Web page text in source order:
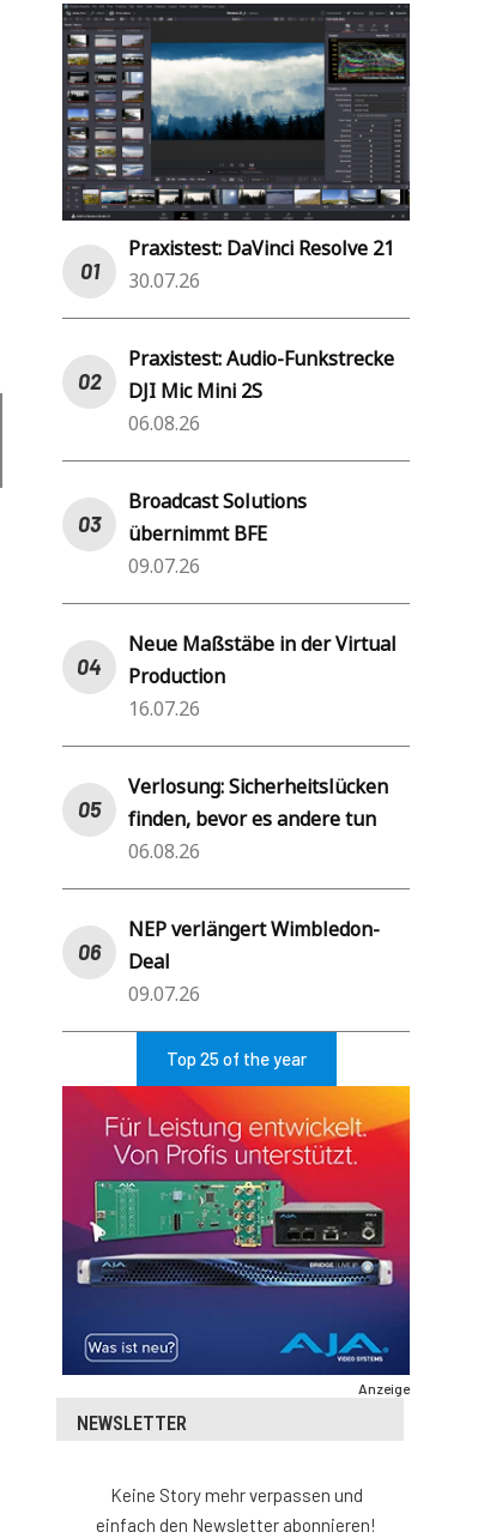
Praxistest: DaVinci Resolve 21
30.07.26
Praxistest: Audio-Funkstrecke
DJI Mic Mini 2S
06.08.26
Broadcast Solutions
übernimmt BFE
09.07.26
Neue Maßstäbe in der Virtual
Production
16.07.26
Verlosung: Sicherheitslücken
finden, bevor es andere tun
06.08.26
NEP verlängert Wimbledon-
Deal
09.07.26
Top 25 of the year
Anzeige
NEWSLETTER
Keine Story mehr verpassen und
einfach den Newsletter abonnieren!